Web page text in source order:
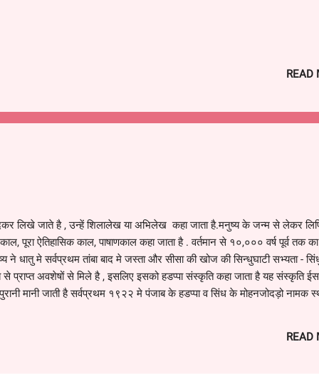
in Rajasthan -
102 crore (D) Rs 6044 crore
(B) Social services
Development (D) education
Canal built?
IV
READ
लिखे जाते है , उन्हें शिलालेख या अभिलेख कहा जाता है.मनुष्य के जन्म से लेकर
पूरा ऐतिहासिक काल, पाषाणकाल कहा जाता है . वर्तमान से १०,००० वर्ष पूर्व तक
ने धातु मे सर्वप्रथम तांबा बाद मे जस्ता और सीसा की खोज की सिन्धुघाटी सभ्यता -
प्राप्त अवशेषों से मिले है , इसलिए इसको हडप्पा संस्कृति कहा जाता है यह संस्कृति
मानी जाती है सर्वप्रथम १९२२ मे पंजाब के हडप्पा व सिंध के मोहनजोदड़ो नामक
अहमदाबाद कालीबंगा -----…
READ